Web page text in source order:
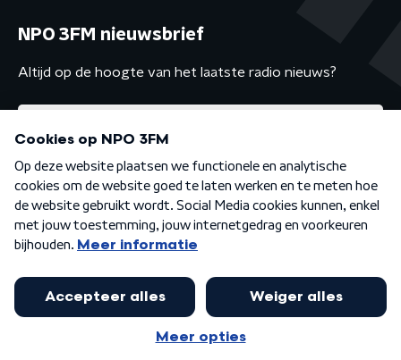
NPO 3FM nieuwsbrief
Altijd op de hoogte van het laatste radio nieuws?
Algemene voorwaarden Privacybeleid